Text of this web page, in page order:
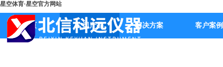
星空体育·星空官方网站
首页 公司产品 解决方案 客户案例